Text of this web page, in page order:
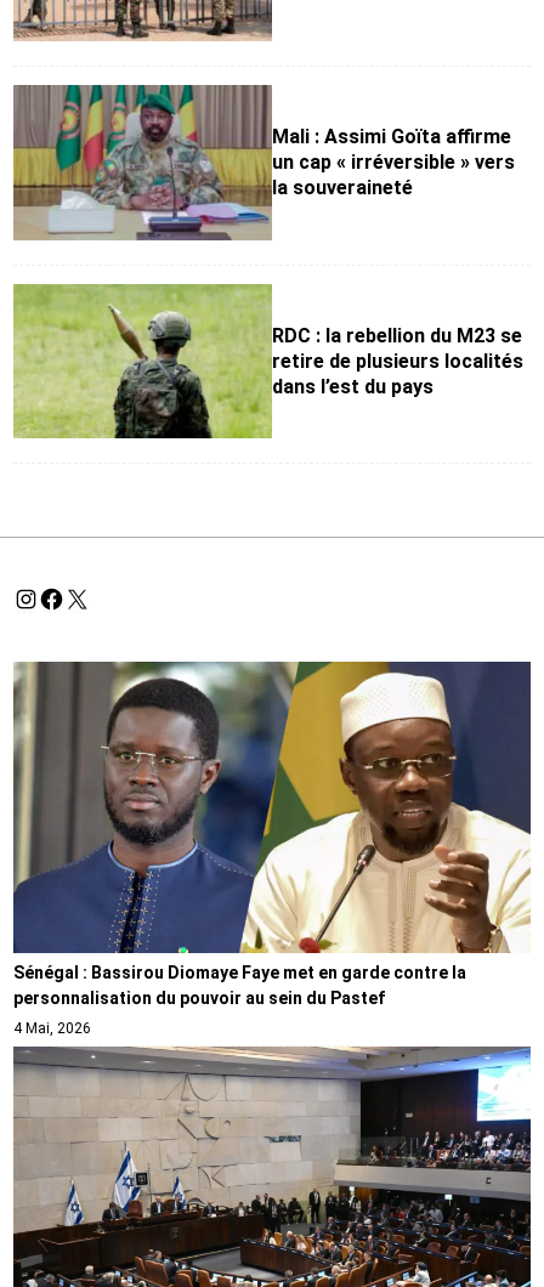
Mali : Assimi Goïta affirme
un cap « irréversible » vers
la souveraineté
RDC : la rebellion du M23 se
retire de plusieurs localités
dans l’est du pays
Sénégal : Bassirou Diomaye Faye met en garde contre la
personnalisation du pouvoir au sein du Pastef
4 Mai, 2026